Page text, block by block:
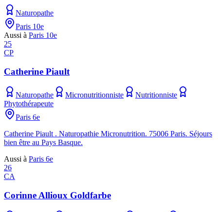
Naturopathe
Paris 10e
Aussi à Paris 10e
25
CP
Catherine Piault
Naturopathe Micronutritionniste
Nutritionniste
Phytothérapeute
Paris 6e
Catherine Piault . Naturopathie Micronutrition. 75006 Paris. Séjours
bien être au Pays Basque.
Aussi à Paris 6e
26
CA
Corinne Allioux Goldfarbe